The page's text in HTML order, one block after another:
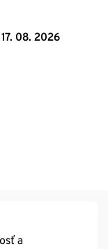
08. 2026
a